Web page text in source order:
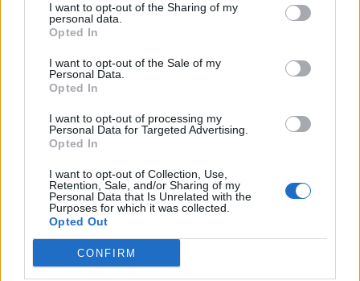
I want to opt-out of the Sharing of my
personal data.
Opted In
I want to opt-out of the Sale of my
Personal Data.
Opted In
I want to opt-out of processing my
Personal Data for Targeted Advertising.
Opted In
I want to opt-out of Collection, Use,
Retention, Sale, and/or Sharing of my
Personal Data that Is Unrelated with the
Purposes for which it was collected.
Opted Out
CONFIRM
Auto Pour Vous 11 mai 2026